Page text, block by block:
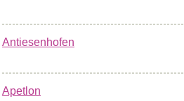
Antiesenhofen
Apetlon